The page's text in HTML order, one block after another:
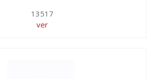
13517
ver